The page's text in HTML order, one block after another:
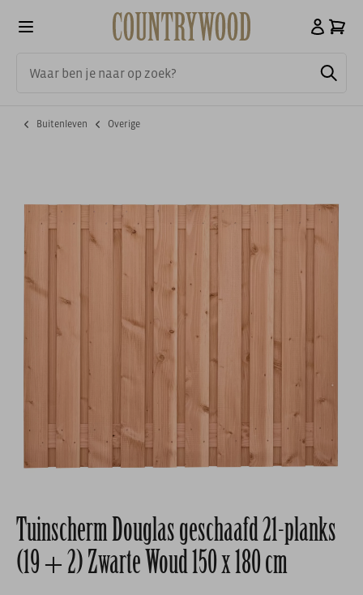
Buitenleven Overige
Tuinscherm Douglas geschaafd 21-planks
(19 + 2) Zwarte Woud 150 x 180 cm